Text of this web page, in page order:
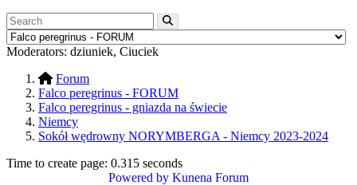
Moderators: dziuniek, Ciuciek
Forum
Falco peregrinus - FORUM
Falco peregrinus - gniazda na świecie
Niemcy
Sokół wędrowny NORYMBERGA - Niemcy 2023-2024
Time to create page: 0.315 seconds
Powered by Kunena Forum